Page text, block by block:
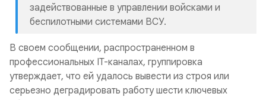
задействованные в управлении войсками и
беспилотными системами ВСУ.
В своем сообщении, распространенном в
профессиональных IT-каналах, группировка
утверждает, что ей удалось вывести из строя или
серьезно деградировать работу шести ключевых